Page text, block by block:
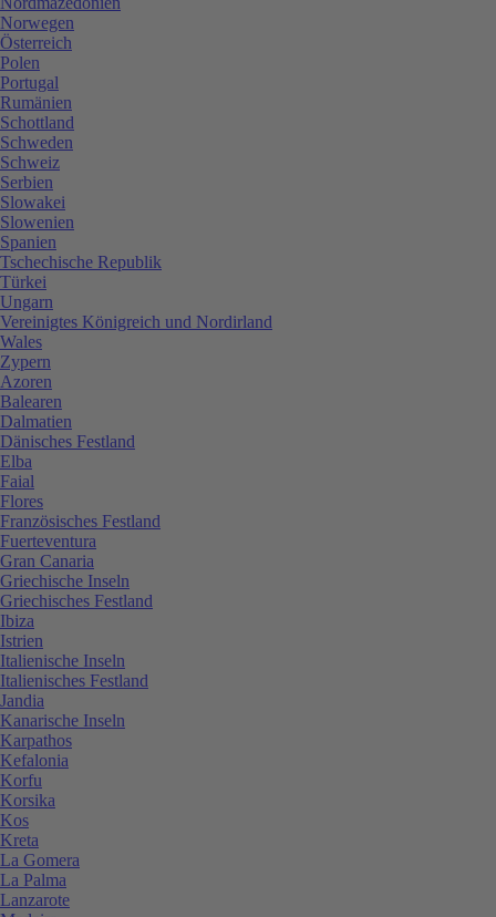
Norwegen
Österreich
Polen
Portugal
Rumänien
Schottland
Schweden
Schweiz
Serbien
Slowakei
Slowenien
Spanien
Tschechische Republik
Türkei
Ungarn
Vereinigtes Königreich und Nordirland
Wales
Zypern
Azoren
Balearen
Dalmatien
Dänisches Festland
Elba
Faial
Flores
Französisches Festland
Fuerteventura
Gran Canaria
Griechische Inseln
Griechisches Festland
Ibiza
Istrien
Italienische Inseln
Italienisches Festland
Jandia
Kanarische Inseln
Karpathos
Kefalonia
Korfu
Korsika
Kos
Kreta
La Gomera
La Palma
Lanzarote